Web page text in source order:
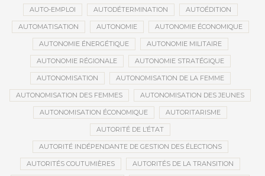
AUTO-EMPLOI AUTODÉTERMINATION AUTOÉDITION
AUTOMATISATION AUTONOMIE AUTONOMIE ÉCONOMIQUE
AUTONOMIE ÉNERGÉTIQUE AUTONOMIE MILITAIRE
AUTONOMIE RÉGIONALE AUTONOMIE STRATÉGIQUE
AUTONOMISATION AUTONOMISATION DE LA FEMME
AUTONOMISATION DES FEMMES AUTONOMISATION DES JEUNES
AUTONOMISATION ÉCONOMIQUE AUTORITARISME
AUTORITÉ DE L’ÉTAT
AUTORITÉ INDÉPENDANTE DE GESTION DES ÉLECTIONS
AUTORITÉS COUTUMIÈRES AUTORITÉS DE LA TRANSITION